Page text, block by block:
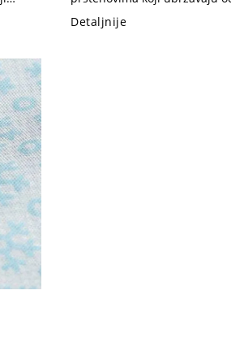
isparavanje i snižavanje
Detaljnije